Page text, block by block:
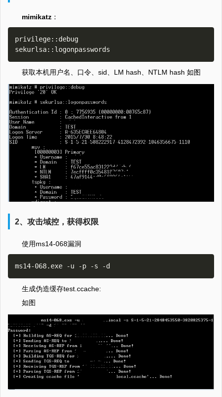
mimikatz ：
privilege::debug
获取本机用户名、口令、sid、LM hash、NTLM hash 如图
2、攻击域控，获得权限
使用ms14-068漏洞
生成伪造缓存test.ccache:
如图